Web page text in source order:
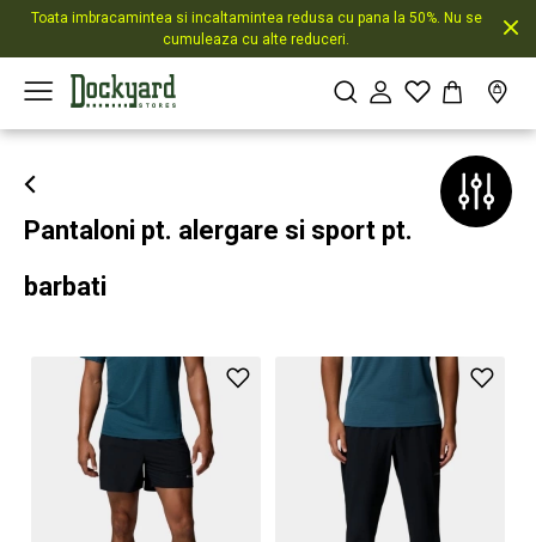
Toata imbracamintea si incaltamintea redusa cu pana la 50%. Nu se
cumuleaza cu alte reduceri.
Pantaloni pt. alergare si sport pt.
barbati